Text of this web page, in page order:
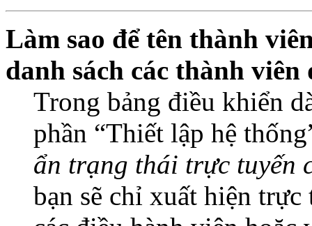
Làm sao để tên thành
danh sách các thành
Trong bảng điều khiển
phần “Thiết lập hệ
ẩn trạng thái trực tuyến
bạn sẽ chỉ xuất hiện